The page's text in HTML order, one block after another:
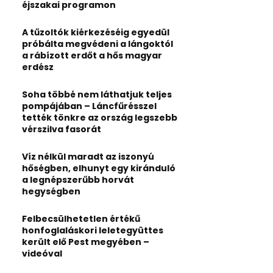
H
éjszakai programon
A tűzoltók kiérkezéséig egyedül
próbálta megvédeni a lángoktól
a rábízott erdőt a hős magyar
erdész
Soha többé nem láthatjuk teljes
pompájában – Láncfűrésszel
tették tönkre az ország legszebb
vérszilva fasorát
Víz nélkül maradt az iszonyú
hőségben, elhunyt egy kiránduló
a legnépszerűbb horvát
hegységben
Felbecsülhetetlen értékű
honfoglaláskori leletegyüttes
került elő Pest megyében –
videóval